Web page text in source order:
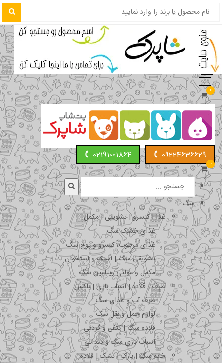
0
09224636629
02191001864
0
سگ
غذا | کنسرو | تشویقی | مکمل
غذای خشک سگ
غذای مرطوب، کنسرو و پوچ سگ
تشویقی سگ | اسنک و استخوان
مکمل و مولتی ویتامین سگ
ظرف | قلاده | اسباب بازی | باکس
ظرف آب و غذای سگ
لوازم حمل و نقل سگ
قلاده سگ | کتفی و گردنی
اسباب بازی سگ و دندانی
خانه سگ | پارک | تشک | قلاده